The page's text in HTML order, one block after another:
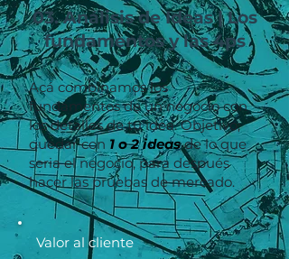
03. Análisis de Ideas | Los
fundamentos y las 4ps
Acá combinamos los
fundamentos de un negocio con
los detalles de tu idea. Objetivo;
quedar con 1 o2 ideasde lo que
seria el negocio, para después
hacer las pruebas de mercado.
Valor al cliente